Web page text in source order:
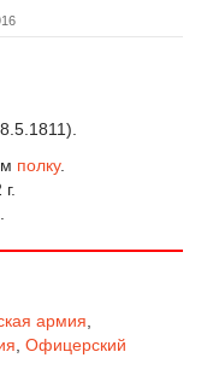
полку.
армия
Офицерский